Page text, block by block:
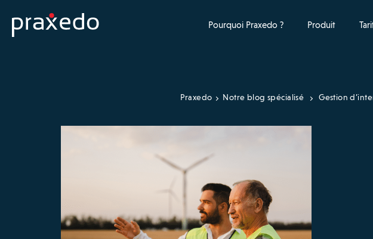
Pourquoi Praxedo ? Produit
Praxedo Notre blog spécialisé Gestion